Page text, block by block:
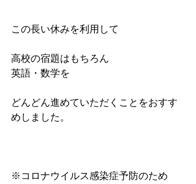
この長い休みを利用して
高校の宿題はもちろん
英語・数学を
どんどん進めていただくことをおすす
めしました。
※コロナウイルス感染症予防のため